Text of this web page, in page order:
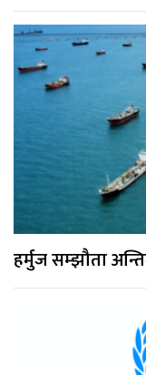
हर्मुज सम्झौता